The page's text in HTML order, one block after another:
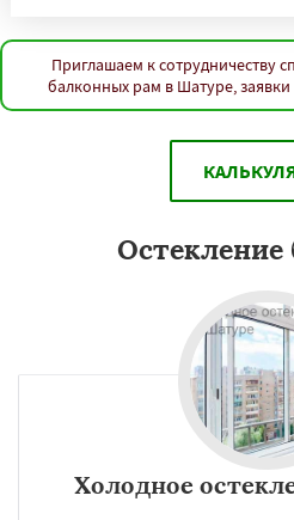
Приглашаем к сотрудничеству
балконных рам в Шатуре, заявки
Остекление
Холодное